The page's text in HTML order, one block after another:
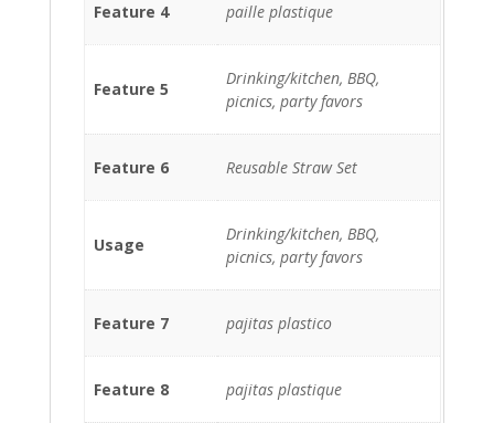
Feature 4 paille plastique
Feature 5
Drinking/kitchen, BBQ,
picnics, party favors
Feature 6 Reusable Straw Set
Usage
Drinking/kitchen, BBQ,
picnics, party favors
Feature 7 pajitas plastico
Feature 8 pajitas plastique